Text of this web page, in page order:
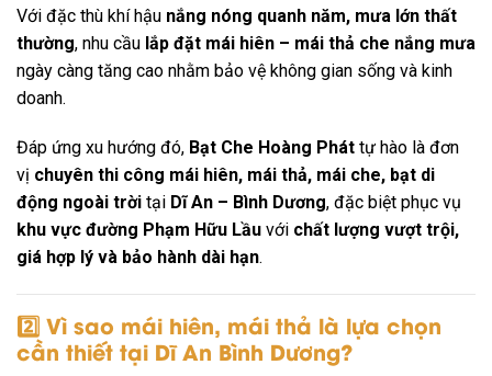
Với đặc thù khí hậu nắng nóng quanh năm, mưa lớn thất
thường, nhu cầu lắp đặt mái hiên – mái thả che nắng mưa
ngày càng tăng cao nhằm bảo vệ không gian sống và kinh
doanh.
Đáp ứng xu hướng đó, Bạt Che Hoàng Phát tự hào là đơn
vị chuyên thi công mái hiên, mái thả, mái che, bạt di
động ngoài trời tại Dĩ An – Bình Dương, đặc biệt phục vụ
khu vực đường Phạm Hữu Lầu với chất lượng vượt trội,
giá hợp lý và bảo hành dài hạn.
2️⃣ Vì sao mái hiên, mái thả là lựa chọn
cần thiết tại Dĩ An Bình Dương?